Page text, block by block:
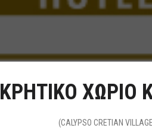
ΚΡΗΤΙΚΟ ΧΩΡΙΟ
(CALYPSO CRETIAN